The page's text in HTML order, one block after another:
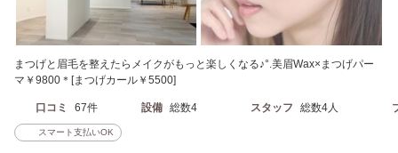
まつげと眉毛を整えたらメイクがもっと楽しくなる♪°.美眉Wax×まつげパー
マ￥9800＊[まつげカール￥5500]
口コミ 67件 設備 総数4 スタッフ 総数4人
スマート支払いOK